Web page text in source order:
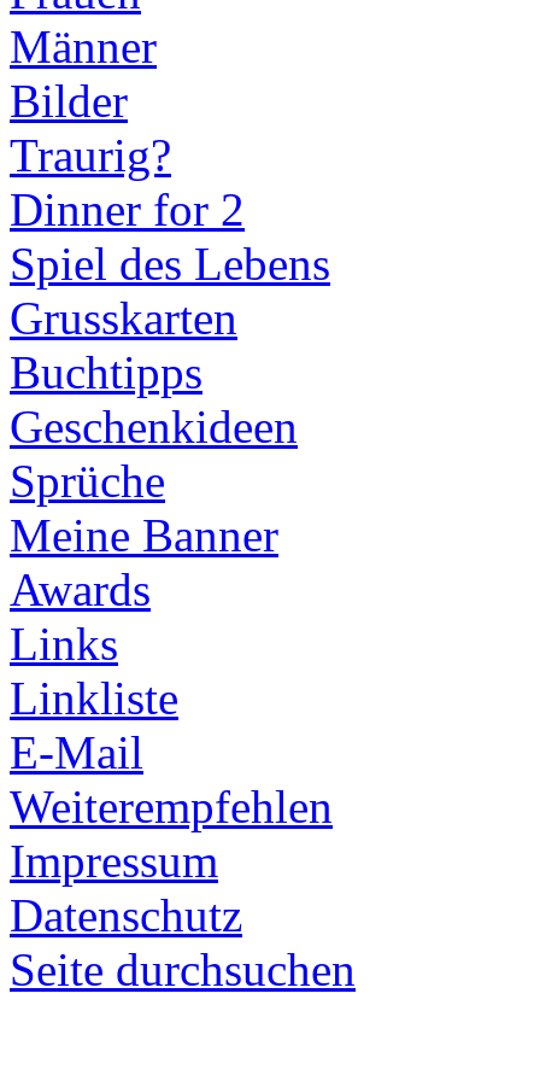
Männer
Bilder
Traurig?
Dinner for 2
Spiel des Lebens
Grusskarten
Buchtipps
Geschenkideen
Sprüche
Meine Banner
Awards
Links
Linkliste
E-Mail
Weiterempfehlen
Impressum
Datenschutz
Seite durchsuchen